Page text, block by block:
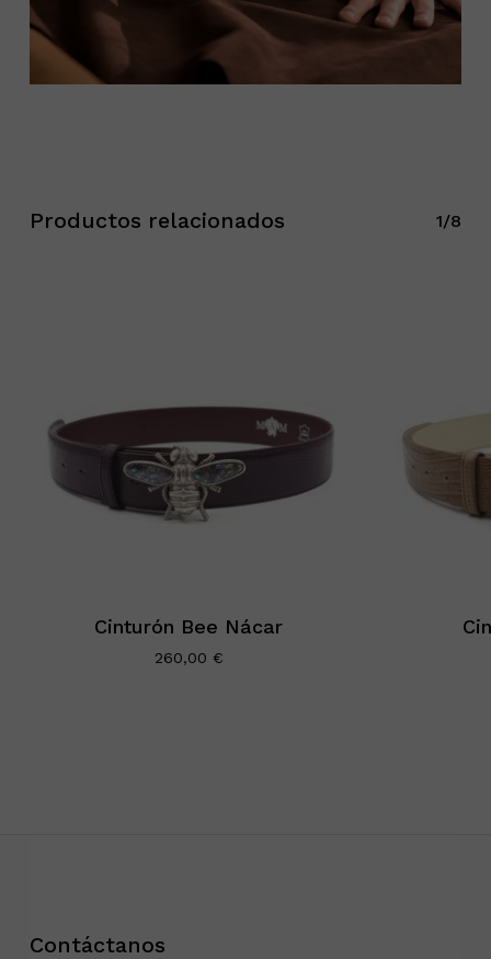
Productos relacionados 1/8
Cinturón Bee Nácar
260,00 €
Contáctanos